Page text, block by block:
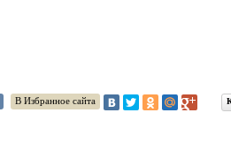
В Избранное сайта